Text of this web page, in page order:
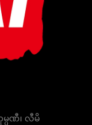
ပဏီ၊ လီမိ